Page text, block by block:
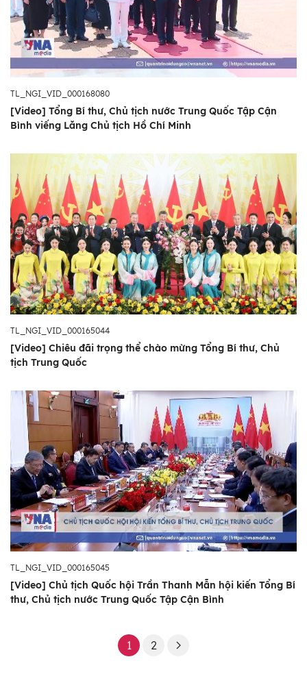
TL_NGI_VID_000168080
[Video] Tổng Bí thư, Chủ tịch nước Trung Quốc Tập Cận
Bình viếng Lăng Chủ tịch Hồ Chí Minh
TL_NGI_VID_000165044
[Video] Chiêu đãi trọng thể chào mừng Tổng Bí thư, Chủ
tịch Trung Quốc
TL_NGI_VID_000165045
[Video] Chủ tịch Quốc hội Trần Thanh Mẫn hội kiến Tổng Bí
thư, Chủ tịch nước Trung Quốc Tập Cận Bình
1 2